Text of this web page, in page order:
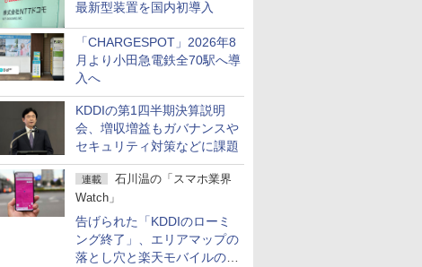
最新型装置を国内初導入
「CHARGESPOT」2026年8
月より小田急電鉄全70駅へ導
入へ
KDDIの第1四半期決算説明
会、増収増益もガバナンスや
セキュリティ対策などに課題
連載
石川温の「スマホ業界
Watch」
告げられた「KDDIのローミ
ング終了」、エリアマップの
落とし穴と楽天モバイルの課